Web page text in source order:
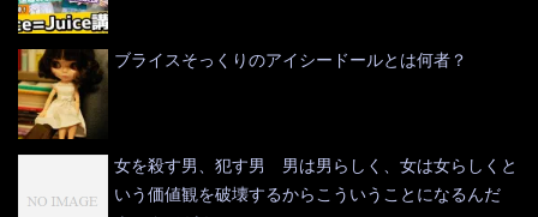
ブライスそっくりのアイシードールとは何者？
女を殺す男、犯す男 男は男らしく、女は女らしくと
いう価値観を破壊するからこういうことになるんだ